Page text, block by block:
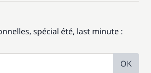
spécial été, last minute :
OK